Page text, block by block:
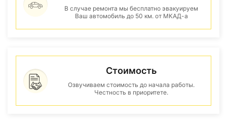
В случае ремонта мы бесплатно эвакуируем
Ваш автомобиль до 50 км. от МКАД-а
Стоимость
Озвучиваем стоимость до начала работы.
Честность в приоритете.